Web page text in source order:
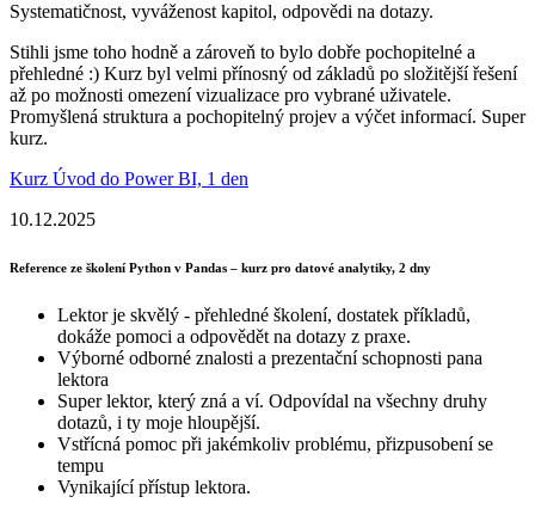
Systematičnost, vyváženost kapitol, odpovědi na dotazy.
Stihli jsme toho hodně a zároveň to bylo dobře pochopitelné a
přehledné :) Kurz byl velmi přínosný od základů po složitější řešení
až po možnosti omezení vizualizace pro vybrané uživatele.
Promyšlená struktura a pochopitelný projev a výčet informací. Super
kurz.
Kurz Úvod do Power BI, 1 den
10.12.2025
Reference ze školení Python v Pandas – kurz pro datové analytiky, 2 dny
Lektor je skvělý - přehledné školení, dostatek příkladů,
dokáže pomoci a odpovědět na dotazy z praxe.
Výborné odborné znalosti a prezentační schopnosti pana
lektora
Super lektor, který zná a ví. Odpovídal na všechny druhy
dotazů, i ty moje hloupější.
Vstřícná pomoc při jakémkoliv problému, přizpusobení se
tempu
Vynikající přístup lektora.